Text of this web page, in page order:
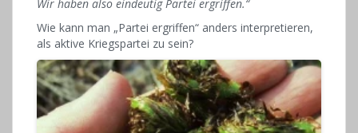
Wir haben also eindeutig Partei ergriffen.“
Wie kann man „Partei ergriffen“ anders interpretieren,
als aktive Kriegspartei zu sein?